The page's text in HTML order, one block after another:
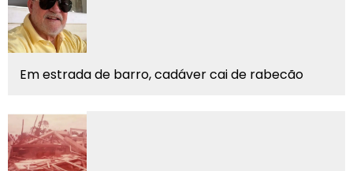
Em estrada de barro, cadáver cai de rabecão